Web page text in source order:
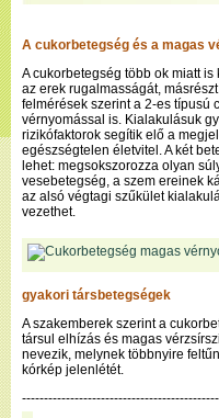
A cukorbetegség és a magas
A cukorbetegség több ok miatt
az erek rugalmasságát,
felmérések szerint a 2-es típusú
vérnyomással is. Kialakulásuk
rizikófaktorok segítik elő a
egészségtelen életvitel. A két
lehet: megsokszorozza olyan
vesebetegség, a szem ereinek
az alsó végtagi szűkület
vezethet.
gyakori társbetegségek
A szakemberek szerint a
társul elhízás és magas
nevezik, melynek többnyire
kórkép jelenlétét.